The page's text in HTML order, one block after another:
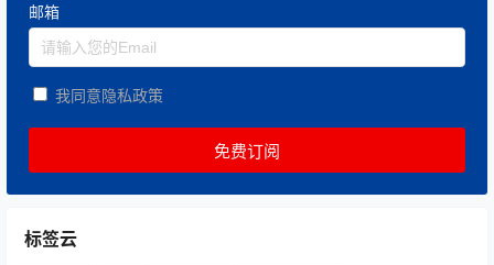
邮箱
我同意隐私政策
标签云